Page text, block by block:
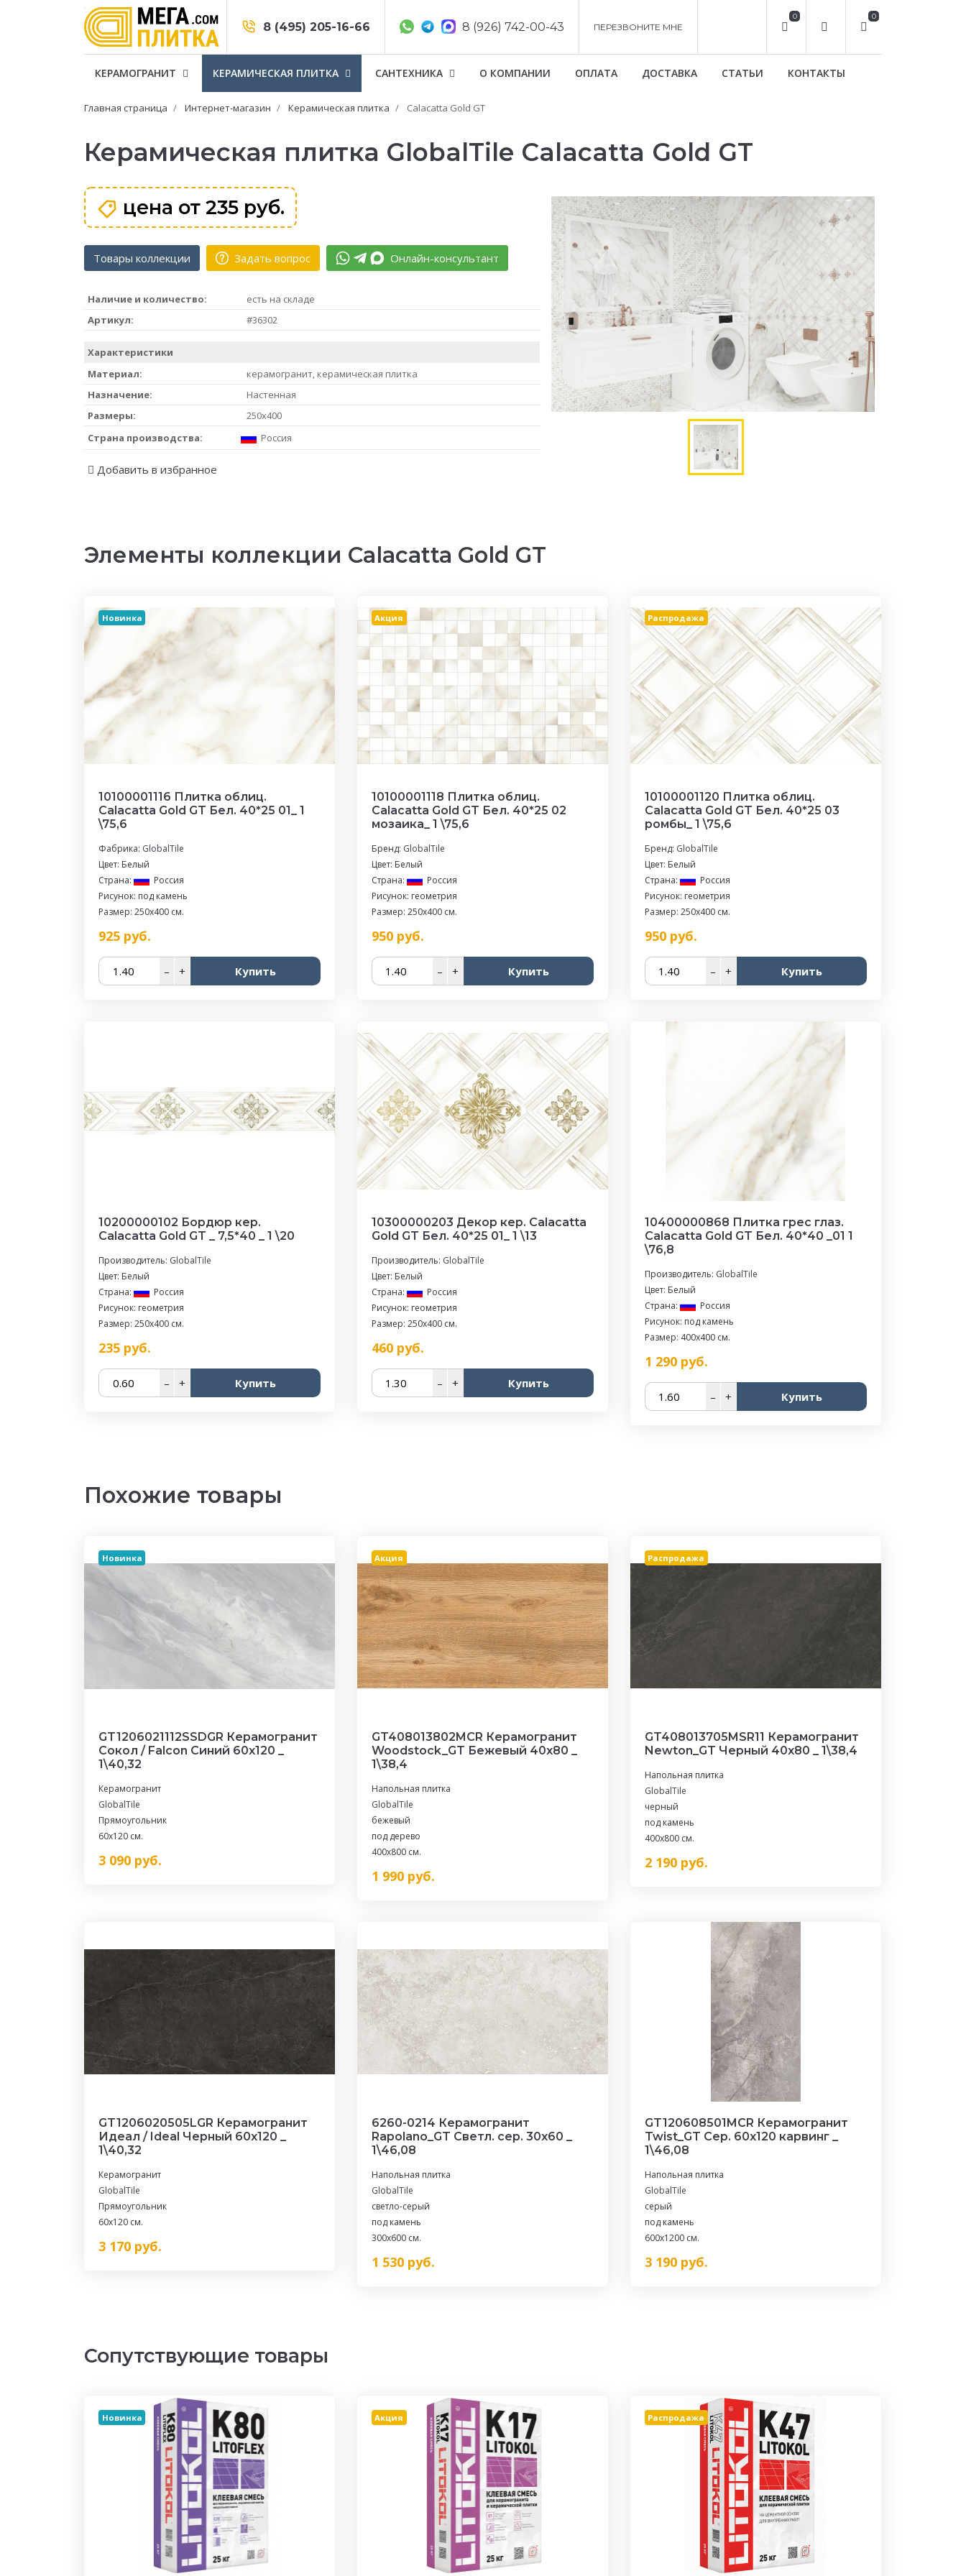
8 (495) 205-16-66 8 (926) 742-00-43 ПЕРЕЗВОНИТЕ МНЕ
0 0
КЕРАМОГРАНИТ КЕРАМИЧЕСКАЯ ПЛИТКА САНТЕХНИКА О КОМПАНИИ ОПЛАТА ДОСТАВКА СТАТЬИ КОНТАКТЫ
Главная страница Интернет-магазин Керамическая плитка Calacatta Gold GT
Керамическая плитка GlobalTile Calacatta Gold GT
цена от 235 руб.
Товары коллекции Задать вопрос Онлайн-консультант
Наличие и количество:
есть на складе
Артикул:
#36302
Характеристики
Материал:
керамогранит, керамическая плитка
Назначение:
Настенная
Размеры:
250x400
Страна производства:
Россия
Добавить в избранное
Элементы коллекции Calacatta Gold GT
Новинка
10100001116 Плитка облиц.
Calacatta Gold GT Бел. 40*25 01_ 1
\75,6
Фабрика: GlobalTile
Цвет: Белый
Страна:
Россия
Рисунок: под камень
Размер: 250x400 см.
925 руб.
– + Купить
Акция
10100001118 Плитка облиц.
Calacatta Gold GT Бел. 40*25 02
мозаика_ 1 \75,6
Бренд: GlobalTile
Цвет: Белый
Страна:
Россия
Рисунок: геометрия
Размер: 250x400 см.
950руб.
– + Купить
Распродажа
10100001120 Плитка облиц.
Calacatta Gold GT Бел. 40*25 03
ромбы_ 1 \75,6
Бренд: GlobalTile
Цвет: Белый
Страна:
Россия
Рисунок: геометрия
Размер: 250x400 см.
950руб.
– + Купить
10200000102 Бордюр кер.
Calacatta Gold GT _ 7,5*40 _ 1 \20
Производитель: GlobalTile
Цвет: Белый
Страна:
Россия
Рисунок: геометрия
Размер: 250x400 см.
235 руб.
– + Купить
10300000203 Декор кер. Calacatta
Gold GT Бел. 40*25 01_ 1 \13
Производитель: GlobalTile
Цвет: Белый
Страна:
Россия
Рисунок: геометрия
Размер: 250x400 см.
460руб.
– + Купить
10400000868 Плитка грес глаз.
Calacatta Gold GT Бел. 40*40 _01 1
\76,8
Производитель: GlobalTile
Цвет: Белый
Страна:
Россия
Рисунок: под камень
Размер: 400x400 см.
1 290руб.
– + Купить
Похожие товары
Новинка
GT1206021112SSDGR Керамогранит
Сокол / Falcon Синий 60x120 _
1\40,32
Керамогранит
GlobalTile
Прямоугольник
60x120 см.
3 090 руб.
Акция
GT408013802MCR Керамогранит
Woodstock_GT Бежевый 40x80 _
1\38,4
Напольная плитка
GlobalTile
бежевый
под дерево
400x800 см.
1 990руб.
Распродажа
GT408013705MSR11 Керамогранит
Newton_GT Черный 40x80 _ 1\38,4
Напольная плитка
GlobalTile
черный
под камень
400x800 см.
2 190руб.
GT1206020505LGR Керамогранит
Идеал / Ideal Черный 60x120 _
1\40,32
Керамогранит
GlobalTile
Прямоугольник
60x120 см.
3 170 руб.
6260-0214 Керамогранит
Rapolano_GT Светл. сер. 30x60 _
1\46,08
Напольная плитка
GlobalTile
светло-серый
под камень
300x600 см.
1 530руб.
GT120608501MCR Керамогранит
Twist_GT Сер. 60x120 карвинг _
1\46,08
Напольная плитка
GlobalTile
серый
под камень
600x1200 см.
3 190руб.
Сопутствующие товары
Новинка Акция Распродажа